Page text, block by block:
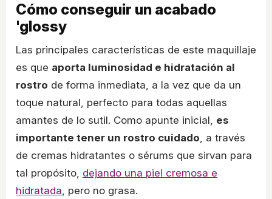
Cómo conseguir un acabado
'glossy
Las principales características de este maquillaje
es que aporta luminosidad e hidratación al
rostro de forma inmediata, a la vez que da un
toque natural, perfecto para todas aquellas
amantes de lo sutil. Como apunte inicial, es
importante tener un rostro cuidado, a través
de cremas hidratantes o sérums que sirvan para
tal propósito, dejando una piel cremosa e
hidratada, pero no grasa.